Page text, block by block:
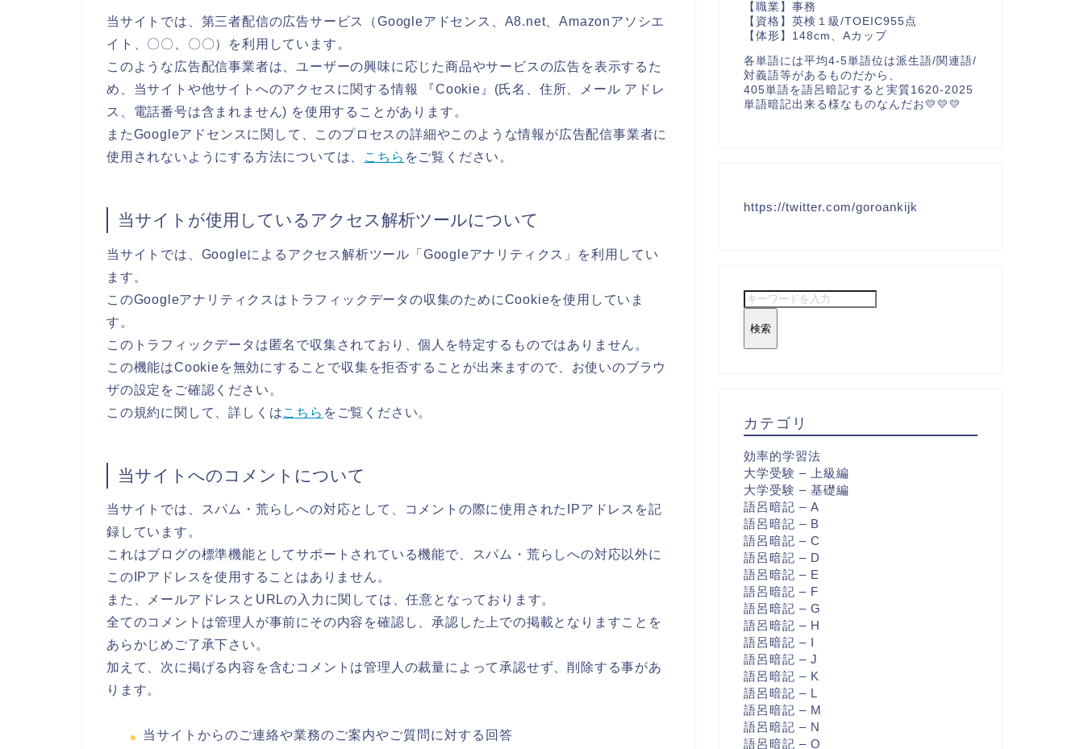
当サイトでは、第三者配信の広告サービス（Googleアドセンス、A8.net、Amazonアソシエ
イト、〇〇、〇〇）を利用しています。
このような広告配信事業者は、ユーザーの興味に応じた商品やサービスの広告を表示するた
め、当サイトや他サイトへのアクセスに関する情報 『Cookie』(氏名、住所、メール アドレ
ス、電話番号は含まれません) を使用することがあります。
またGoogleアドセンスに関して、このプロセスの詳細やこのような情報が広告配信事業者に
使用されないようにする方法については、
こちら をご覧ください。
当サイトが使用しているアクセス解析ツールについて
当サイトでは、Googleによるアクセス解析ツール「Googleアナリティクス」を利用してい
ます。
このGoogleアナリティクスはトラフィックデータの収集のためにCookieを使用していま
す。
このトラフィックデータは匿名で収集されており、個人を特定するものではありません。
この機能はCookieを無効にすることで収集を拒否することが出来ますので、お使いのブラウ
ザの設定をご確認ください。
この規約に関して、詳しくはこちら をご覧ください。
当サイトへのコメントについて
当サイトでは、スパム・荒らしへの対応として、コメントの際に使用されたIPアドレスを記
録しています。
これはブログの標準機能としてサポートされている機能で、スパム・荒らしへの対応以外に
このIPアドレスを使用することはありません。
また、メールアドレスとURLの入力に関しては、任意となっております。
全てのコメントは管理人が事前にその内容を確認し、承認した上での掲載となりますことを
あらかじめご了承下さい。
加えて、次に掲げる内容を含むコメントは管理人の裁量によって承認せず、削除する事があ
ります。
当サイトからのご連絡や業務のご案内やご質問に対する回答
【職業】事務
【資格】英検１級/TOEIC955点
【体形】148cm、Aカップ
各単語には平均4-5単語位は派生語/関連語/
対義語等があるものだから、
405単語を語呂暗記すると実質1620-2025
単語暗記出来る様なものなんだお💛💛💛
https://twitter.com/goroankijk
検索
カテゴリ
効率的学習法
大学受験 – 上級編
大学受験 – 基礎編
語呂暗記 – A
語呂暗記 – B
語呂暗記 – C
語呂暗記 – D
語呂暗記 – E
語呂暗記 – F
語呂暗記 – G
語呂暗記 – H
語呂暗記 – I
語呂暗記 – J
語呂暗記 – K
語呂暗記 – L
語呂暗記 – M
語呂暗記 – N
語呂暗記 – O